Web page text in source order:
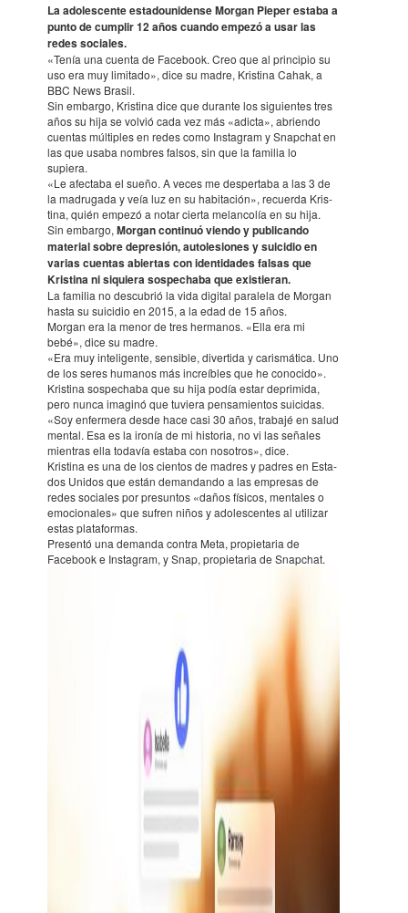
La adoles­cente esta­do­u­nidense Morgan Pieper estaba a
punto de cumplir 12 años cuando empezó a usar las
redes socia­les.
«Tenía una cuenta de Facebook. Creo que al prin­cipio su
uso era muy limitado», dice su madre, Kris­tina Cahak, a
BBC News Brasil.
Sin embargo, Kris­tina dice que durante los siguien­tes tres
años su hija se volvió cada vez más «adicta», abriendo
cuen­tas múlti­ples en redes como Instagram y Snap­chat en
las que usaba nombres falsos, sin que la fami­lia lo
supiera.
«Le afec­taba el sueño. A veces me desper­taba a las 3 de
la madrugada y veía luz en su habita­ción», recuerda Kris­
tina, quién empezó a notar cierta melan­co­lía en su hija.
Sin embargo,Morgan conti­nuó viendo y publi­cando
mate­rial sobre depre­sión, auto­le­sio­nes y suicidio en
varias cuen­tas abier­tas con iden­ti­da­des falsas que
Kris­tina ni siquiera sospe­chaba que exis­tie­ran.
La fami­lia no descu­brió la vida digital para­lela de Morgan
hasta su suicidio en 2015, a la edad de 15 años.
Morgan era la menor de tres herma­nos. «Ella era mi
bebé», dice su madre.
«Era muy inteli­gente, sensible, diver­tida y caris­má­tica. Uno
de los seres huma­nos más increíbles que he cono­cido».
Kris­tina sospe­chaba que su hija podía estar deprimida,
pero nunca imaginó que tuviera pensa­mien­tos suici­das.
«Soy enfer­mera desde hace casi 30 años, trabajé en salud
mental. Esa es la ironía de mi historia, no vi las seña­les
mien­tras ella todavía estaba con noso­t­ros», dice.
Kris­tina es una de los cien­tos de madres y padres en Esta­
dos Unidos que están deman­dando a las empre­sas de
redes socia­les por presun­tos «daños físi­cos, menta­les o
emocio­na­les» que sufren niños y adoles­cen­tes al utilizar
estas plata­for­mas.
Presentó una demanda contra Meta, propie­ta­ria de
Facebook e Instagram, y Snap, propie­ta­ria de Snap­chat.